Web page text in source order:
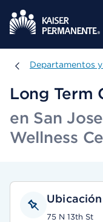
Departamentos y
Departamentos
Long Term
en San
Wellness
Ubicación
75 N 13th St